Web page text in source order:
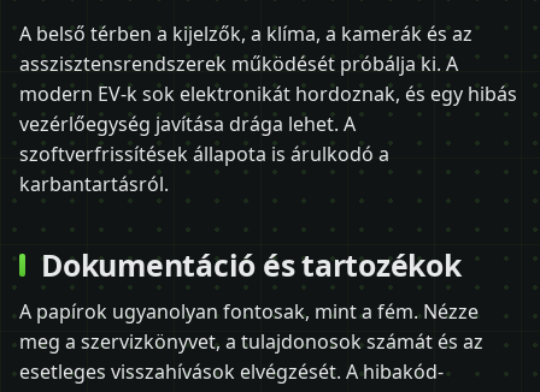
A belső térben a kijelzők, a klíma, a kamerák és az
asszisztensrendszerek működését próbálja ki. A
modern EV-k sok elektronikát hordoznak, és egy hibás
vezérlőegység javítása drága lehet. A
szoftverfrissítések állapota is árulkodó a
karbantartásról.
Dokumentáció és tartozékok
A papírok ugyanolyan fontosak, mint a fém. Nézze
meg a szervizkönyvet, a tulajdonosok számát és az
esetleges visszahívások elvégzését. A hibakód-